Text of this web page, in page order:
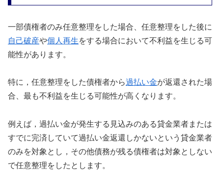
一部債権者のみ任意整理をした場合、任意整理をした後に
自己破産や個人再生をする場合において不利益を生じる可
能性があります。
特に，任意整理をした債権者から過払い金が返還された場
合、最も不利益を生じる可能性が高くなります。
例えば，過払い金が発生する見込みのある貸金業者または
すでに完済していて過払い金返還しかないという貸金業者
のみを対象とし，その他債務が残る債権者は対象としない
で任意整理をしたとします。